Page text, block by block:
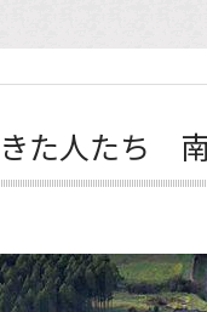
きた人たち